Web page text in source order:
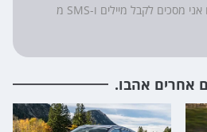
בלחיצה על כפתור שלח אני מסכים לקבל מיילים ו-SMS מ
אחרים אהבו.